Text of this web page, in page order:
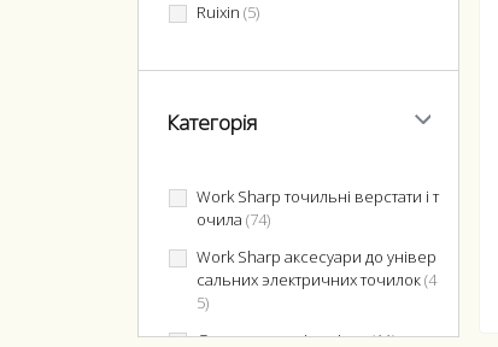
Ruixin (5)
Категорія
Work Sharp точильні верстати і т
очила (74)
Work Sharp аксесуари до унiвер
сальних электричних точилок(4
5)
Ganzo точила і каміння(11)